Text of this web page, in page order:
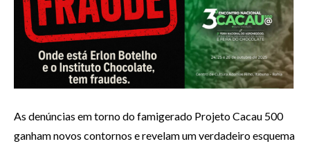
As denúncias em torno do famigerado Projeto Cacau 500
ganham novos contornos e revelam um verdadeiro esquema